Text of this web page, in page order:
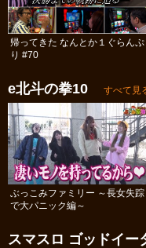
帰ってきた なんとか１ぐらんぷ
り #70
e北斗の拳10 すべて見
ぶっこみファミリー ～長女失踪
で大パニック編～
スマスロ ゴッドイー